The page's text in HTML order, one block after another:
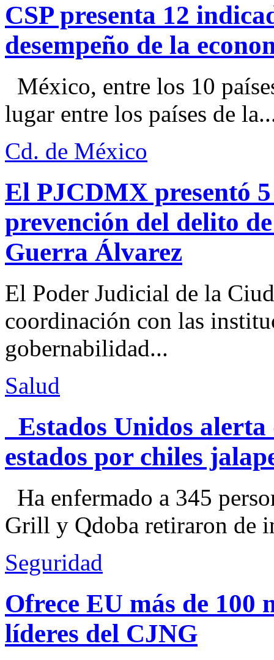
CSP presenta 12
desempeño de la
México, entre los 10
lugar entre los países de
Cd. de México
El PJCDMX presentó
prevención del delito
Guerra Álvarez
El Poder Judicial de la
coordinación con las
gobernabilidad...
Salud
Estados Unidos alerta
estados por chiles
Ha enfermado a 345
Grill y Qdoba retiraron de
Seguridad
Ofrece EU más de 100
líderes del CJNG